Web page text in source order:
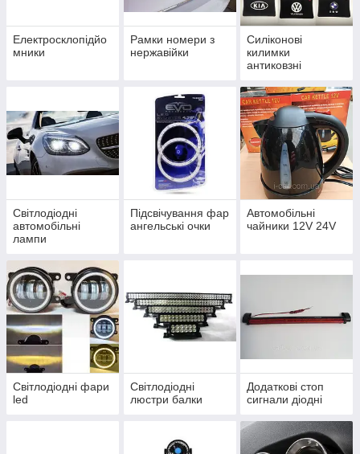
Електросклопідйо
мники
Рамки номери з
нержавійки
Силіконові
килимки
антиковзні
Світлодіодні
автомобільні
лампи
Підсвічування фар
ангельські очки
Автомобільні
чайники 12V 24V
Світлодіодні фари
led
Світлодіодні
люстри балки
Додаткові стоп
сигнали діодні